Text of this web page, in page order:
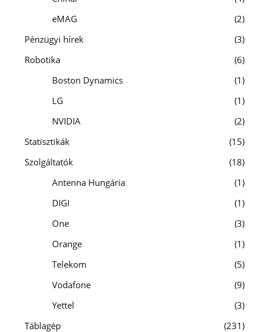
eMAG
2
Pénzügyi hírek
3
Robotika
6
Boston Dynamics
1
LG
1
NVIDIA
2
Statisztikák
15
Szolgáltatók
18
Antenna Hungária
1
DIGI
1
One
3
Orange
1
Telekom
5
Vodafone
9
Yettel
3
Táblagép
231